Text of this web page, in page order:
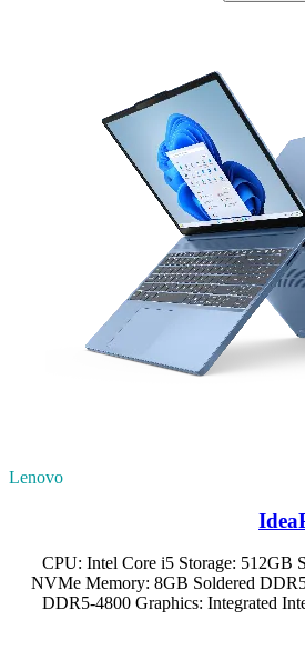
Lenovo
CPU: Intel Core i5 Storage: 512GB
NVMe Memory: 8GB Soldered
DDR5-4800 Graphics: Integrated